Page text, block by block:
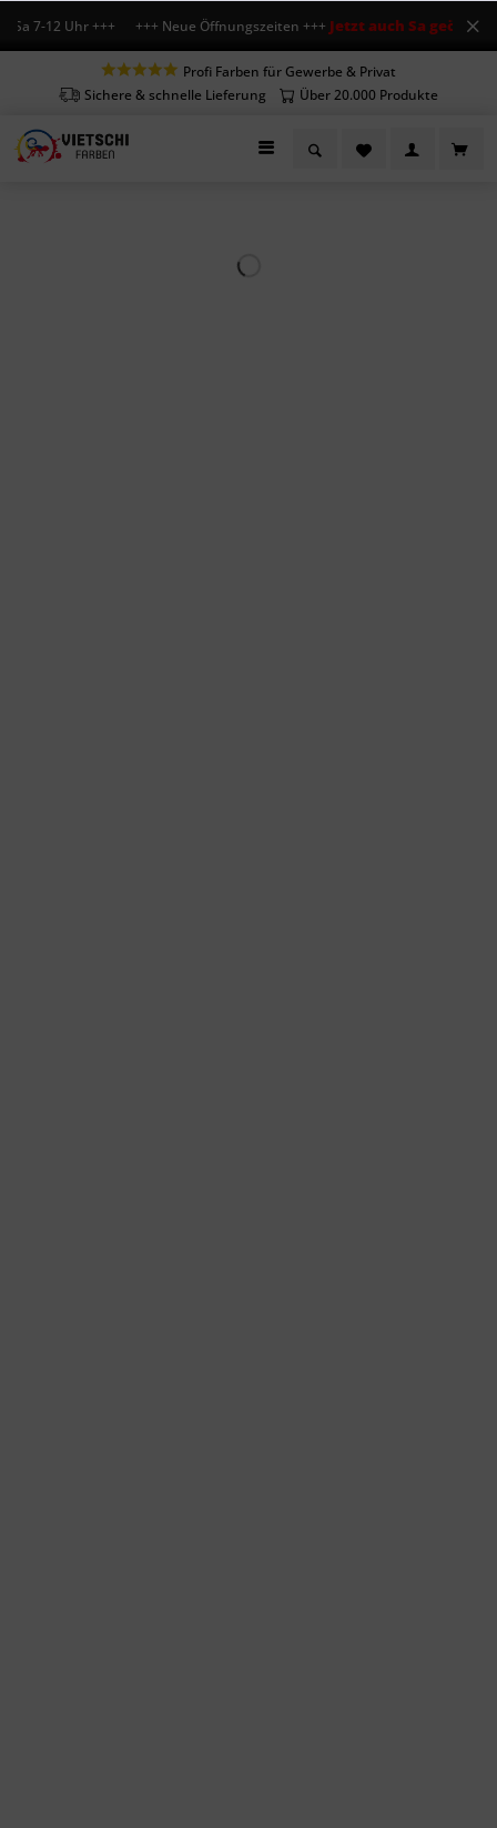
7-12 Uhr +++ +++ Neue Öffnungszeiten +++Jetzt auch Sa geöffnet+++
Profi Farben für Gewerbe & Privat
Sichere & schnelle Lieferung
Über 20.000 Produkte